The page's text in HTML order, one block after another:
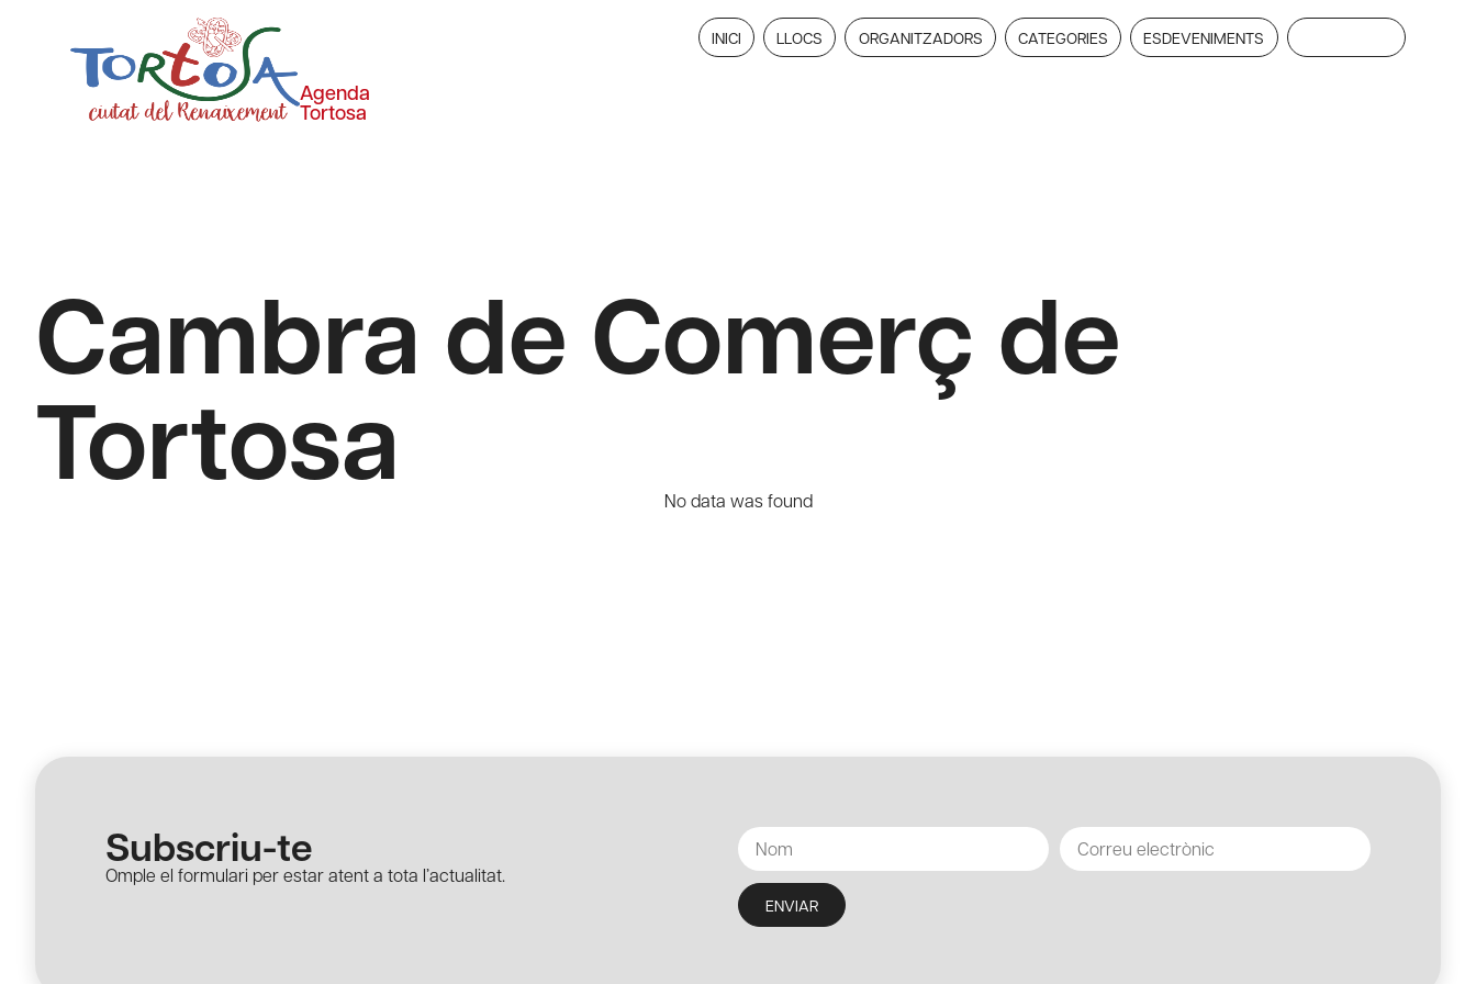
Agenda
Tortosa
INICI LLOCS ORGANITZADORS CATEGORIES ESDEVENIMENTS
Cambra de Comerç de
Tortosa No data was found
Subscriu-te
Omple el formulari per estar atent a tota l’actualitat.
ENVIAR